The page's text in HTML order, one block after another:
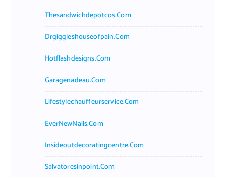
Thesandwichdepotcos.com
Drgiggleshouseofpain.com
Hotflashdesigns.com
Garagenadeau.com
Lifestylechauffeurservice.com
EverNewNails.com
Insideoutdecoratingcentre.com
Salvatoresinpoint.com